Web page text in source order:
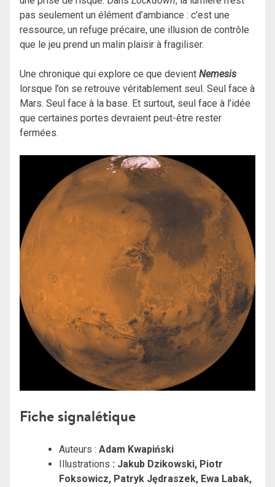
pas seulement un élément d’ambiance : c’est une
ressource, un refuge précaire, une illusion de contrôle
que le jeu prend un malin plaisir à fragiliser.
Une chronique qui explore ce que devient Nemesis
lorsque l’on se retrouve véritablement seul. Seul face à
Mars. Seul face à la base. Et surtout, seul face à l’idée
que certaines portes devraient peut-être rester
fermées.
Fiche signalétique
Auteurs : Adam Kwapiński
Illustrations : Jakub Dzikowski, Piotr
Foksowicz, Patryk Jędraszek, Ewa Labak,